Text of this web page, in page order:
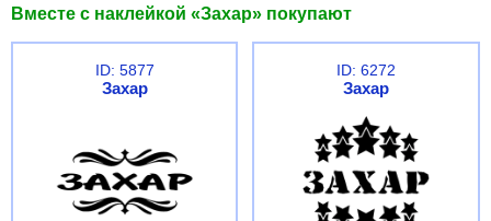
Вместе с наклейкой «Захар» покупают
ID: 5877
Захар
ID: 6272
Захар